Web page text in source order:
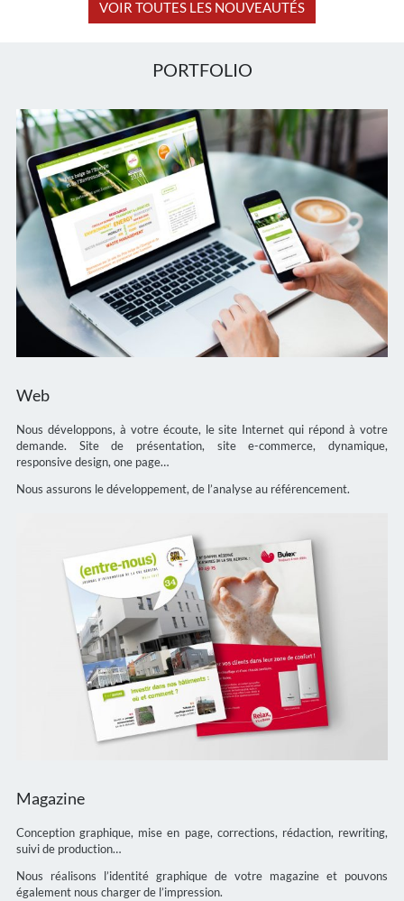
VOIR TOUTES LES NOUVEAUTÉS
PORTFOLIO
Web
Nous développons, à votre écoute, le site Internet qui répond à votre
demande. Site de présentation, site e-commerce, dynamique,
responsive design, one page…
Nous assurons le développement, de l’analyse au référencement.
Magazine
Conception graphique, mise en page, corrections, rédaction, rewriting,
suivi de production…
Nous réalisons l’identité graphique de votre magazine et pouvons
également nous charger de l’impression.